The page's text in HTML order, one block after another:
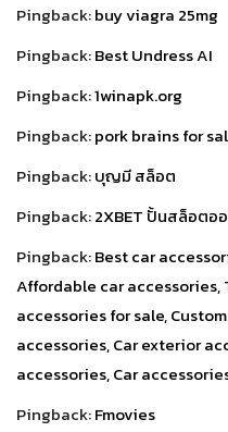
Pingback:buy viagra 25mg
Pingback:Best Undress AI
Pingback:1winapk.org
Pingback:pork brains for
Pingback:บุญมี สล็อต
Pingback:2XBET ปั้นสล็อตอ
Pingback:Best car
Affordable car
accessories for sale,
accessories, Car exterior
accessories, Car
Pingback:Fmovies